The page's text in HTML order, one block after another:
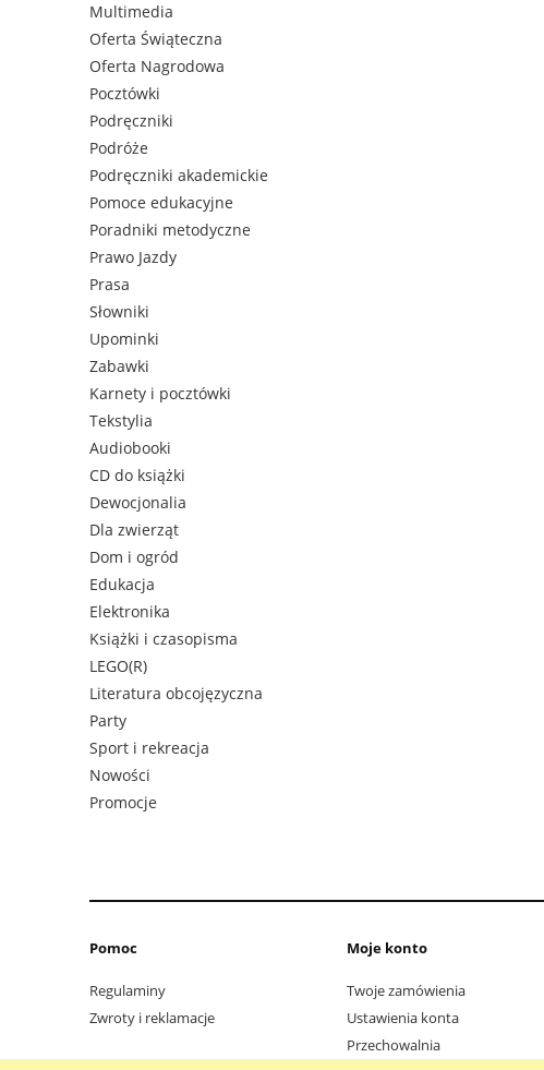
Multimedia
Oferta Świąteczna
Oferta Nagrodowa
Pocztówki
Podręczniki
Podróże
Podręczniki akademickie
Pomoce edukacyjne
Poradniki metodyczne
Prawo Jazdy
Prasa
Słowniki
Upominki
Zabawki
Karnety i pocztówki
Tekstylia
Audiobooki
CD do książki
Dewocjonalia
Dla zwierząt
Dom i ogród
Edukacja
Elektronika
Książki i czasopisma
LEGO(R)
Literatura obcojęzyczna
Party
Sport i rekreacja
Nowości
Promocje
Pomoc
Regulaminy
Zwroty i reklamacje
Moje konto
Twoje zamówienia
Ustawienia konta
Przechowalnia